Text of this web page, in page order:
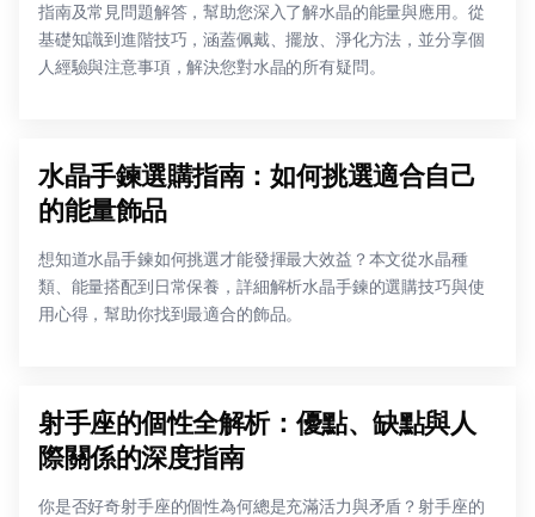
指南及常見問題解答，幫助您深入了解水晶的能量與應用。從
基礎知識到進階技巧，涵蓋佩戴、擺放、淨化方法，並分享個
人經驗與注意事項，解決您對水晶的所有疑問。
水晶手鍊選購指南：如何挑選適合自己
的能量飾品
想知道水晶手鍊如何挑選才能發揮最大效益？本文從水晶種
類、能量搭配到日常保養，詳細解析水晶手鍊的選購技巧與使
用心得，幫助你找到最適合的飾品。
射手座的個性全解析：優點、缺點與人
際關係的深度指南
你是否好奇射手座的個性為何總是充滿活力與矛盾？射手座的